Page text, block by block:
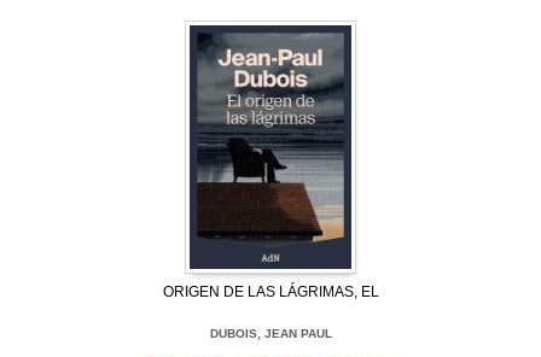
ORIGEN DE LAS LÁGRIMAS, EL
DUBOIS, JEAN PAUL